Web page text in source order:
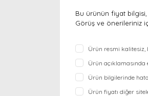
Bu ürünün fiyat
Görüş ve önerileriniz
Ürün resmi kalitesiz,
Ürün
Ürün bilgilerinde
Ürün fiyatı diğer